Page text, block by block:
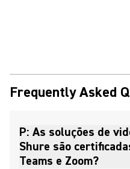
Frequently Asked
P: As soluções de
Shure são
Teams e Zoom?